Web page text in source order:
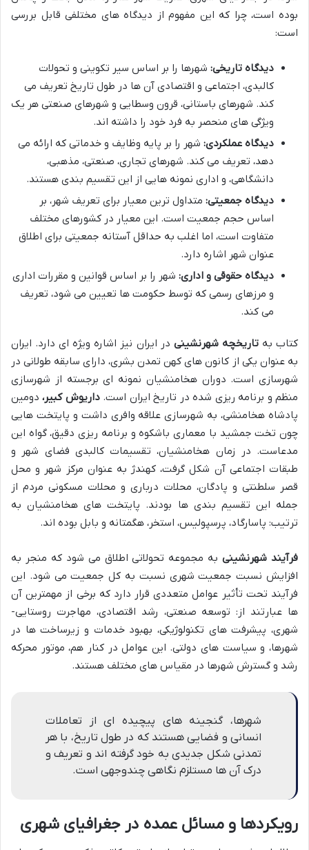
بوده است، چرا که این مفهوم از دیدگاه های مختلفی قابل بررسی
است:
دیدگاه تاریخی: شهرها را بر اساس سیر تکوینی و تحولات
کالبدی، اجتماعی و اقتصادی آن ها در طول تاریخ تعریف می
کند. شهرهای باستانی، قرون وسطایی و شهرهای صنعتی هر یک
ویژگی های منحصر به فرد خود را داشته اند.
دیدگاه عملکردی: شهر را بر پایه وظایف و خدماتی که ارائه می
دهد، تعریف می کند. شهرهای تجاری، صنعتی، مذهبی،
دانشگاهی، و اداری نمونه هایی از این تقسیم بندی هستند.
دیدگاه جمعیتی: متداول ترین معیار برای تعریف شهر، بر
اساس حجم جمعیت است. این معیار در کشورهای مختلف
متفاوت است، اما اغلب به حداقل آستانه جمعیتی برای اطلاق
عنوان شهر اشاره دارد.
دیدگاه حقوقی و اداری: شهر را بر اساس قوانین و مقررات اداری
و مرزهای رسمی که توسط حکومت ها تعیین می شود، تعریف
می کند.
کتاب بهتاریخچه شهرنشینی در ایران نیز اشاره ویژه ای دارد. ایران
به عنوان یکی از کانون های کهن تمدن بشری، دارای سابقه طولانی در
شهرسازی است. دوران هخامنشیان نمونه ای برجسته از شهرسازی
منظم و برنامه ریزی شده در تاریخ ایران است.داریوش کبیر،دومین
پادشاه هخامنشی، به شهرسازی علاقه وافری داشت و پایتخت هایی
چون تخت جمشید با معماری باشکوه و برنامه ریزی دقیق، گواه این
مدعاست. در زمان هخامنشیان، تقسیمات کالبدی فضای شهر و
طبقات اجتماعی آن شکل گرفت، کهندژ به عنوان مرکز شهر و محل
قصر سلطنتی و پادگان، محلات درباری و محلات مسکونی مردم از
جمله این تقسیم بندی ها بودند. پایتخت های هخامنشیان به
ترتیب: پاسارگاد، پرسپولیس، استخر، هگمتانه و بابل بوده اند.
فرآیند شهرنشینیبه مجموعه تحولاتی اطلاق می شود که منجر به
افزایش نسبت جمعیت شهری نسبت به کل جمعیت می شود. این
فرآیند تحت تأثیر عوامل متعددی قرار دارد که برخی از مهمترین آن
ها عبارتند از: توسعه صنعتی، رشد اقتصادی، مهاجرت روستایی-
شهری، پیشرفت های تکنولوژیکی، بهبود خدمات و زیرساخت ها در
شهرها، و سیاست های دولتی. این عوامل در کنار هم، موتور محرکه
رشد و گسترش شهرها در مقیاس های مختلف هستند.
شهرها، گنجینه های پیچیده ای از تعاملات
انسانی و فضایی هستند که در طول تاریخ، با هر
تمدنی شکل جدیدی به خود گرفته اند و تعریف و
درک آن ها مستلزم نگاهی چندوجهی است.
رویکردها و مسائل عمده در جغرافیای شهری